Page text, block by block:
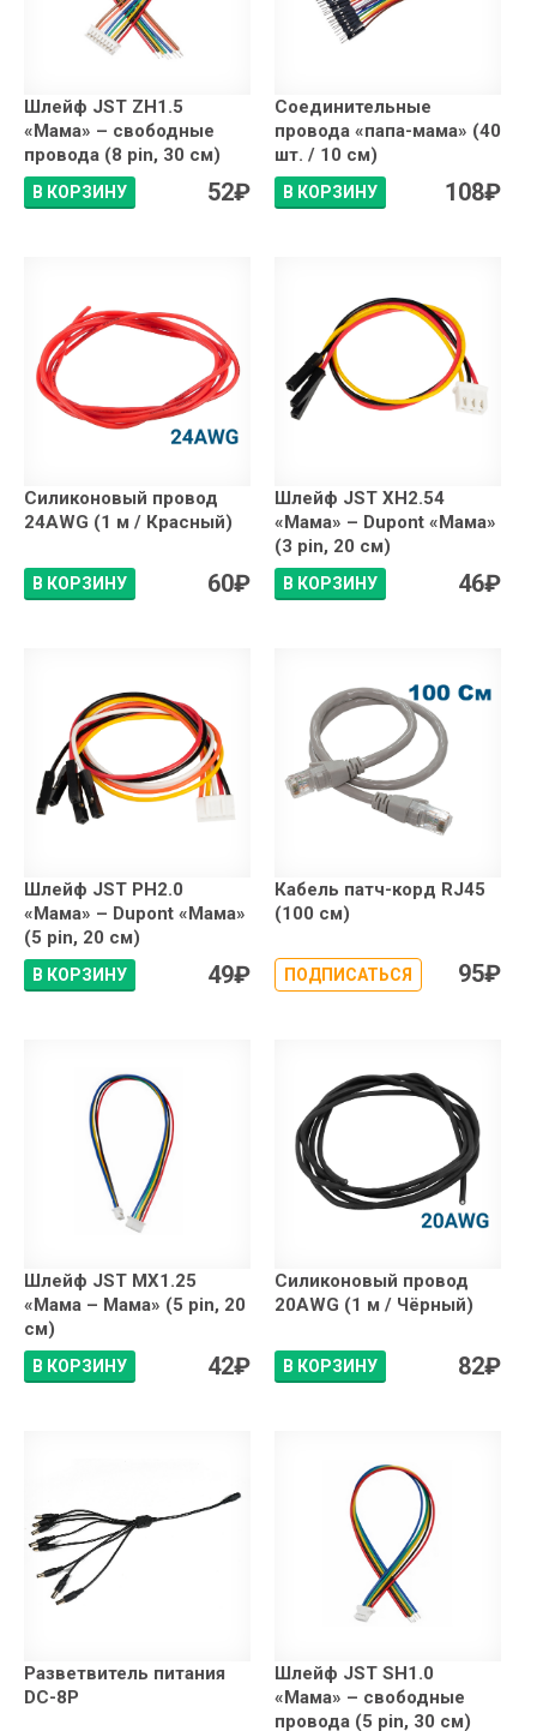
Шлейф JST ZH1.5
«Мама» – свободные
провода (8 pin, 30 см)
В КОРЗИНУ 52₽
Соединительные
провода «папа-мама» (40
шт. / 10 см)
В КОРЗИНУ 108₽
Силиконовый провод
24AWG (1 м / Красный)
В КОРЗИНУ 60₽
Шлейф JST XH2.54
«Мама» – Dupont «Мама»
(3 pin, 20 см)
В КОРЗИНУ 46₽
Шлейф JST PH2.0
«Мама» – Dupont «Мама»
(5 pin, 20 см)
В КОРЗИНУ 49₽
Кабель патч-корд RJ45
(100 см)
ПОДПИСАТЬСЯ 95₽
Шлейф JST MX1.25
«Мама – Мама» (5 pin, 20
см)
В КОРЗИНУ 42₽
Силиконовый провод
20AWG (1 м / Чёрный)
В КОРЗИНУ 82₽
Разветвитель питания
DC-8P
Шлейф JST SH1.0
«Мама» – свободные
провода (5 pin, 30 см)